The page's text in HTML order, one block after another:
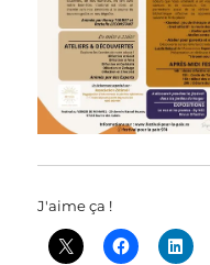
J'aime ça !